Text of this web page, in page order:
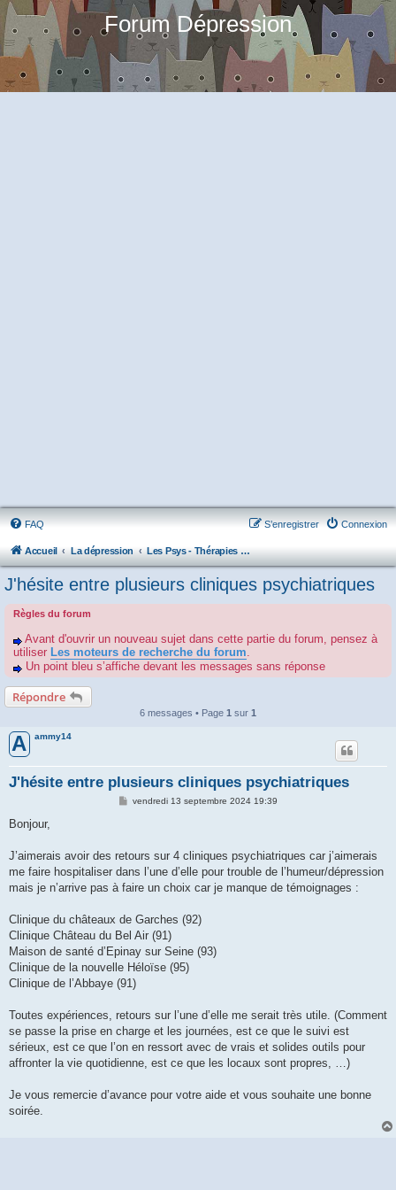
Forum Dépression
FAQ Connexion
S’enregistrer
Accueil La dépression Les Psys - Thérapies - Cliniques - Hôpitaux - Associations
J'hésite entre plusieurs cliniques psychiatriques
Règles du forum
Avant d'ouvrir un nouveau sujet dans cette partie du forum, pensez à
utiliser Les moteurs de recherche du forum.
Un point bleu s’affiche devant les messages sans réponse
Répondre
6 messages • Page 1 sur 1
A ammy14
J'hésite entre plusieurs cliniques psychiatriques
M
g
vendredi 13 septembre 2024 19:39
Bonjour,
J’aimerais avoir des retours sur 4 cliniques psychiatriques car j’aimerais
me faire hospitaliser dans l’une d’elle pour trouble de l’humeur/dépression
mais je n’arrive pas à faire un choix car je manque de témoignages :
Clinique du châteaux de Garches (92)
Clinique Château du Bel Air (91)
Maison de santé d’Epinay sur Seine (93)
Clinique de la nouvelle Héloïse (95)
Clinique de l’Abbaye (91)
Toutes expériences, retours sur l’une d’elle me serait très utile. (Comment
se passe la prise en charge et les journées, est ce que le suivi est
sérieux, est ce que l’on en ressort avec de vrais et solides outils pour
affronter la vie quotidienne, est ce que les locaux sont propres, …)
Je vous remercie d’avance pour votre aide et vous souhaite une bonne
soirée.